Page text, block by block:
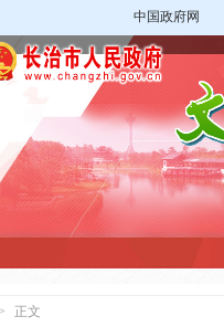
中国政府网
> 正文